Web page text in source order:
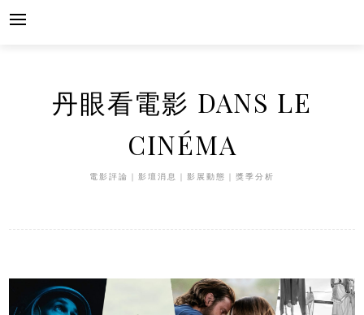
Skip
丹眼看電影 DANS LE
CINÉMA
電影評論｜影壇消息｜影展動態｜獎季分析